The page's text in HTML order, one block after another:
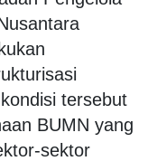
tersebut
BUMN yang
sektor